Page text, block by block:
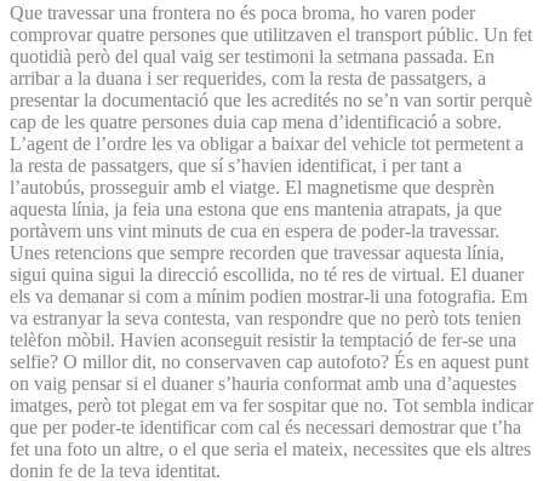
Que travessar una frontera no és poca broma, ho varen poder
comprovar quatre persones que utilitzaven el transport públic. Un fet
quotidià però del qual vaig ser testimoni la setmana passada. En
arribar a la duana i ser requerides, com la resta de passatgers, a
presentar la documentació que les acredités no se’n van sortir perquè
cap de les quatre persones duia cap mena d’identificació a sobre.
L’agent de l’ordre les va obligar a baixar del vehicle tot permetent a
la resta de passatgers, que sí s’havien identificat, i per tant a
l’autobús, prosseguir amb el viatge. El magnetisme que desprèn
aquesta línia, ja feia una estona que ens mantenia atrapats, ja que
portàvem uns vint minuts de cua en espera de poder-la travessar.
Unes retencions que sempre recorden que travessar aquesta línia,
sigui quina sigui la direcció escollida, no té res de virtual. El duaner
els va demanar si com a mínim podien mostrar-li una fotografia. Em
va estranyar la seva contesta, van respondre que no però tots tenien
telèfon mòbil. Havien aconseguit resistir la temptació de fer-se una
selfie? O millor dit, no conservaven cap autofoto? És en aquest punt
on vaig pensar si el duaner s’hauria conformat amb una d’aquestes
imatges, però tot plegat em va fer sospitar que no. Tot sembla indicar
que per poder-te identificar com cal és necessari demostrar que t’ha
fet una foto un altre, o el que seria el mateix, necessites que els altres
donin fe de la teva identitat.